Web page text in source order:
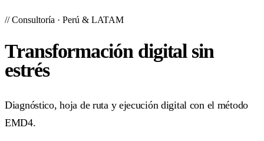
// Consultoría · Perú & LATAM
Transformación digital sin
estrés
Diagnóstico, hoja de ruta y ejecución digital con el método
EMD4.